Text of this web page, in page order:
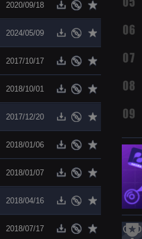
2020/09/18
2024/05/09
2017/10/17
2018/10/01
2017/12/20
2018/01/06
2018/01/07
2018/04/16
2018/07/17